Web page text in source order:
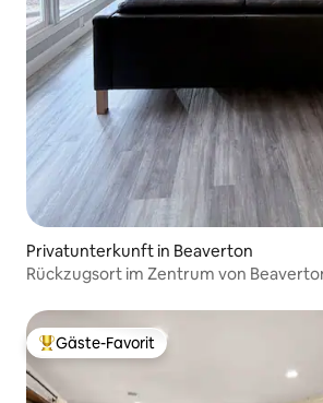
Privatunterkunft in Beaverton
Rückzugsort im Zentrum von
Beliebter Gäste-Favorit.
Gäste-Favorit